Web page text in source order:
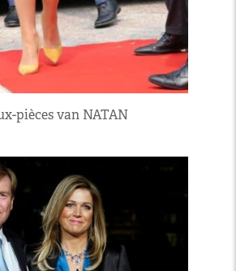
pièces van NATAN